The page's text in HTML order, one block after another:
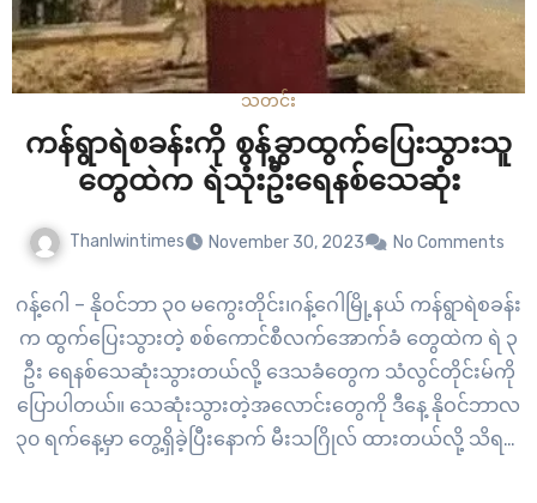
သတင်း
ကန်ရွာရဲစခန်းကို စွန့်ခွာထွက်ပြေးသွားသူ
တွေထဲက ရဲသုံးဦးရေနစ်သေဆုံး
Thanlwintimes November 30, 2023 No Comments
ဂန့်ဂေါ – နိုဝင်ဘာ ၃၀ မကွေးတိုင်း၊ဂန့်ဂေါမြို့နယ် ကန်ရွာရဲစခန်း
က ထွက်ပြေးသွားတဲ့ စစ်ကောင်စီလက်အောက်ခံ တွေထဲက ရဲ ၃
ဦး ရေနစ်သေဆုံးသွားတယ်လို့ ဒေသခံတွေက သံလွင်တိုင်းမ်ကို
ပြောပါတယ်။ သေဆုံးသွားတဲ့အလောင်းတွေကို ဒီနေ့ နိုဝင်ဘာလ
၃၀ ရက်နေ့မှာ တွေ့ရှိခဲ့ပြီးနောက် မီးသဂြိုလ် ထားတယ်လို့ သိရပါ